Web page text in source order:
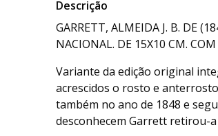
Descrição
GARRETT, ALMEIDA J. B. DE
NACIONAL. DE 15X10 CM.
Variante da edição original
acrescidos o rosto e
também no ano de 1848 e
desconhecem Garrett retirou-